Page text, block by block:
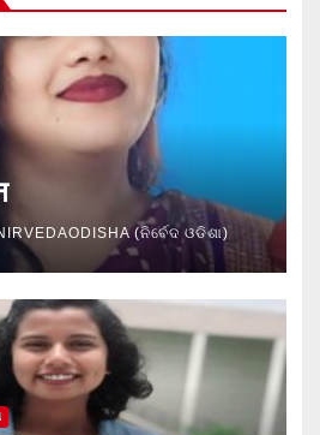
(ନିର୍ବେଦ ଓଡିଶା)